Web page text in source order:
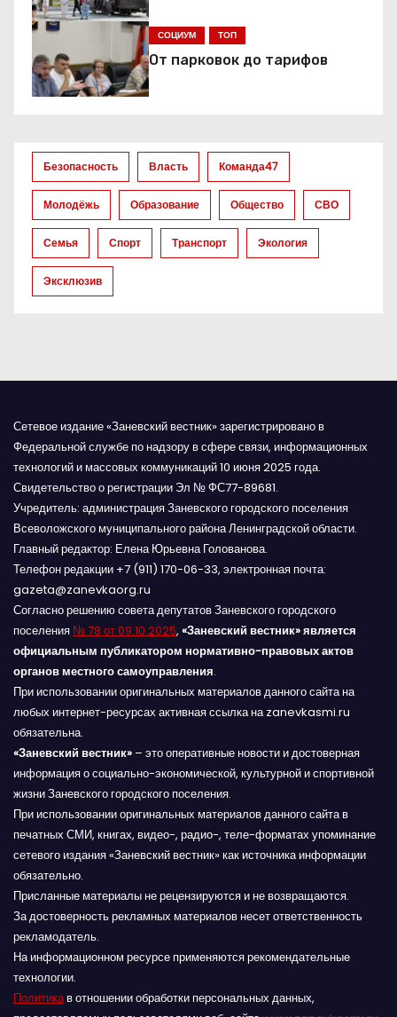
и
я
п
м
СОЦИУМ ТОП
От парковок до тарифов
Безопасность Власть Команда47
Молодёжь Образование Общество СВО
Семья Спорт Транспорт Экология
Эксклюзив
Сетевое издание «Заневский вестник» зарегистрировано в
Федеральной службе по надзору в сфере связи, информационных
технологий и массовых коммуникаций 10 июня 2025 года.
Свидетельство о регистрации Эл № ФС77-89681.
Учредитель: администрация Заневского городского поселения
Всеволожского муниципального района Ленинградской области.
Главный редактор: Елена Юрьевна Голованова.
Телефон редакции +7 (911) 170-06-33, электронная почта:
gazeta@zanevkaorg.ru
Согласно решению совета депутатов Заневского городского
поселения № 78 от 09.10.2025, «Заневский вестник» является
официальным публикатором нормативно-правовых актов
органов местного самоуправления.
При использовании оригинальных материалов данного сайта на
любых интернет-ресурсах активная ссылка на zanevkasmi.ru
обязательна.
«Заневский вестник» – это оперативные новости и достоверная
информация о социально-экономической, культурной и спортивной
жизни Заневского городского поселения.
При использовании оригинальных материалов данного сайта в
печатных СМИ, книгах, видео-, радио-, теле-форматах упоминание
сетевого издания «Заневский вестник» как источника информации
обязательно.
Присланные материалы не рецензируются и не возвращаются.
За достоверность рекламных материалов несет ответственность
рекламодатель.
На информационном ресурсе применяются рекомендательные
технологии.
Политикав отношении обработки персональных данных,